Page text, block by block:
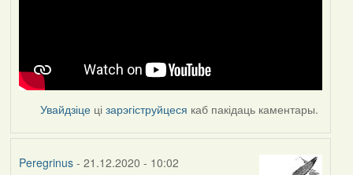
Увайдзіце цізарэгіструйцеся каб пакідаць каментары.
Peregrinus- 21.12.2020 - 10:02